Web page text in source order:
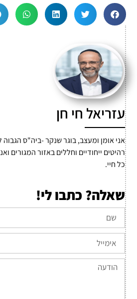
עזריאל חי חן
אני אומן ומעצב, בוגר שנקר -ביה"ס הגבוה
רהיטים ייחודיים וחללים באזור המגורים
כל חיי.
שאלה? כתבו לי!